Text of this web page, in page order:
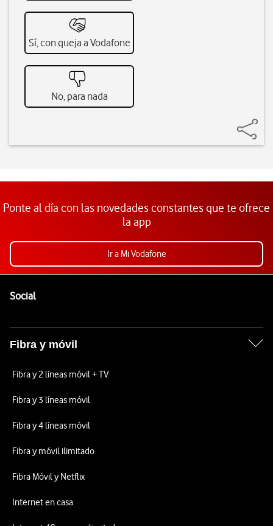
Sí, con queja a Vodafone
No, para nada
Ponte al día con las novedades constantes que te ofrece
la app
Ir a Mi Vodafone
SocialEnlaces a las redes sociales de Vodafone
Fibra y móvil
Fibra y 2 líneas móvil + TV
Fibra y 3 líneas móvil
Fibra y 4 líneas móvil
Fibra y móvil ilimitado
Fibra Móvil y Netflix
Internet en casa